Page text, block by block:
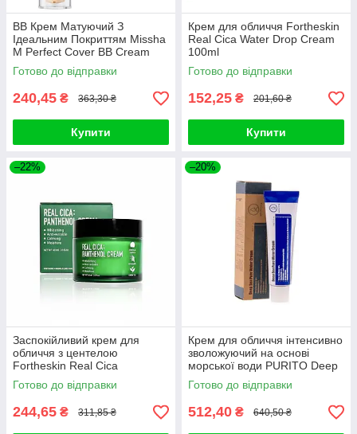
ВВ Крем Матуючий З
Ідеальним Покриттям Missha
M Perfect Cover BB Cream
SPF42 PA+++ (50ml, 29
відтінок - карамельний беж)
Готово до відправки
240,45 ₴ 363,30 ₴
Купити
Крем для обличчя Fortheskin
Real Cica Water Drop Cream
100ml
Готово до відправки
152,25 ₴ 201,60 ₴
Купити
–22%
Заспокійливий крем для
обличчя з центелою
Fortheskin Real Cica
Panthenol Cream 60ml
Готово до відправки
244,65 ₴ 311,85 ₴
–20%
Крем для обличчя інтенсивно
зволожуючий на основі
морської води PURITO Deep
Sea Pure Water Cream (#50g)
Готово до відправки
512,40 ₴ 640,50 ₴